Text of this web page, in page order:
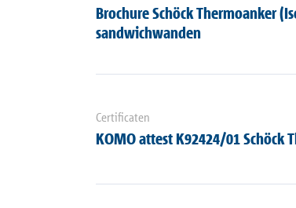
Brochure Schöck Thermoanker
sandwichwanden
Certificaten
KOMO attest K92424/01 Schöck